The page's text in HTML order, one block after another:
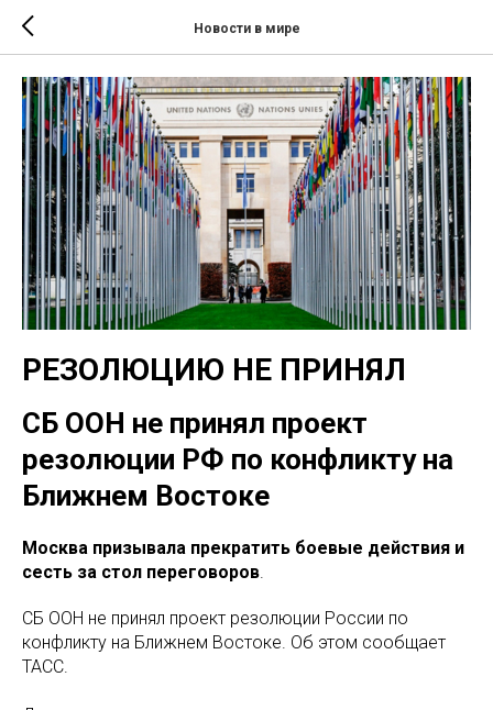
Новости в мире
РЕЗОЛЮЦИЮ НЕ ПРИНЯЛ
СБ ООН не принял проект
резолюции РФ по конфликту на
Ближнем Востоке
Москва призывала прекратить боевые действия и
сесть за стол переговоров
СБ ООН не принял проект резолюции России по
конфликту на Ближнем Востоке. Об этом сообщает
ТАСС.